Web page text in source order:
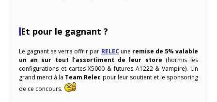
Et pour le gagnant ?
Le gagnant se verra offrir par RELECune remise de 5% valable
un an sur tout l’assortiment de leur store (hormis les
configurations et cartes X5000 & futures A1222 & Vampire). Un
grand merci à la Team Relec pour leur soutient et le sponsoring
de ce concours.